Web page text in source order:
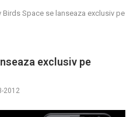
Birds Space se lanseaza exclusiv pe
exclusiv pe
2012